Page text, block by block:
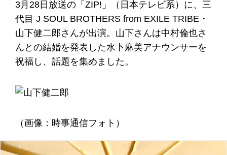
3月28日放送の「ZIP!」（日本テレビ系）に、三
代目 J SOUL BROTHERS from EXILE TRIBE・
山下健二郎さんが出演。山下さんは中村倫也さ
んとの結婚を発表した水卜麻美アナウンサーを
祝福し、話題を集めました。
（画像：時事通信フォト）